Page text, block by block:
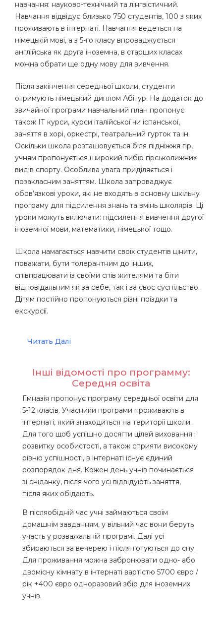
навчання: науково-технічний та лінгвістичний.
Навчання відвідує близько 750 студентів, 100 з яких
проживають в інтернаті. Навчання ведеться на
німецькій мові, а з 5-го класу впроваджується
англійська як друга іноземна, в старших класах
можна обрати ще одну мову для вивчення.
Після закінчення середньої школи, студенти
отримують німецький диплом Абітур. На додаток до
звичайної програми навчальний план пропонує
також ІТ курси, курси італійської чи іспанської,
заняття в хорі, оркестрі, театральний гурток та ін.
Оскільки школа розташовується біля підніжжя гір,
учням пропонується широкий вибір гірськолижних
видів спорту. Особлива увага приділяється і
позакласним заняттям. Школа запроваджує
обов’язкові уроки, які не входять в основну шкільну
програму для підсилення знань та вмінь школярів. Ці
уроки можуть включати: підсилення вивчення другої
іноземної мови, математики, німецької тощо.
Школа намагається навчити своїх студентів цінити,
поважати, бути толерантним до інших,
співпрацювати із своїми спів жителями та біти
відповідальним як за себе, так і за своє суспільство.
Дітям постійно пропонуються різні поїздки та
екскурсії.
Читать Далі
Інші відомості про программу:
Середня освіта
Гімназія пропонує програму середньої освіти для
5-12 класів. Учасники програми проживають в
інтернаті, який знаходиться на території школи.
Для того щоб успішно досягти цілей виховання і
розвитку особистості, а також сприяти високому
рівню успішності, в інтернаті існує єдиний
розпорядок дня. Кожен день учнів починається
зі сніданку, після чого усі відвідують заняття,
після яких обідають.
В післяобідній час учні займаються своїм
домашнім завданням, у вільний час вони беруть
участь у розважальній програмі. Далі усі
збираються за вечерею і після готуються до сну.
Для проживання можна забронювати одно- або
двомісну кімнату в інтернаті вартістю 5700 євро /
рік +400 євро одноразовий збір для іноземних
учнів.